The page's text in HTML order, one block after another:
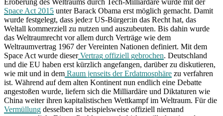
Space Act 2015 unter Barack Obama erst möglich gemacht. Damit
wurde festgelegt, dass jede:r US-Bürger:in das Recht hat, das
Weltall kommerziell zu nutzen und auszubeuten. Bis dahin wurde
das Weltraumrecht vor allem durch Verträge wie dem
Weltraumvertrag 1967 der Vereinten Nationen definiert. Mit dem
Space Act wurde dieserVertrag offiziell gebrochen. Deutschland
und die EU haben erst kürzlich angefangen, darüber zu diskutieren,
wie mit und in dem Raum jenseits der Erdatmosphäre zu verfahren
ist. Während auf dem alten Kontinent nun endlich eine Debatte
angestoßen wurde, liefern sich die Milliardäre und Diktaturen wie
China weiter ihren kapitalistischen Wettkampf im Weltraum. Für die
Vermüllung desselben ist beispielsweise offiziell niemand